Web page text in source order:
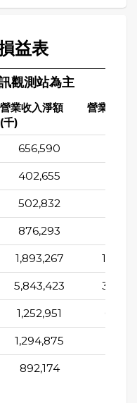
益表
觀測站為主
營業收入淨額
(千)
營業成本(
656,590
402,655
502,832
876,293
1,893,267
5,843,423
1,252,951
1,294,875
892,174